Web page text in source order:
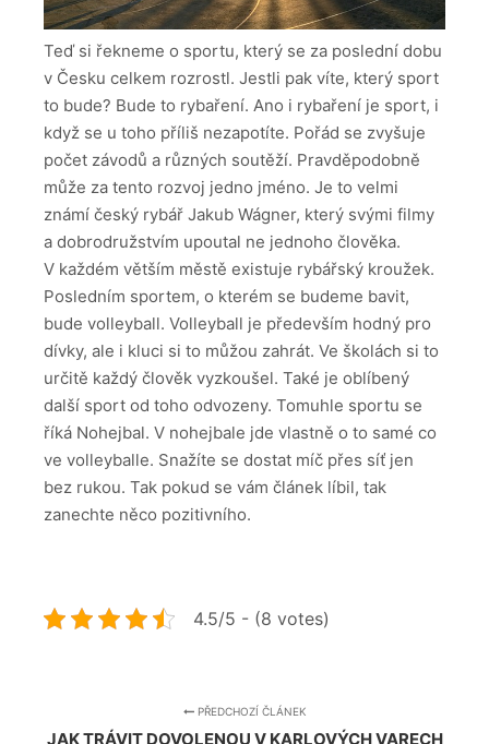
Teď si řekneme o sportu, který se za poslední dobu
v Česku celkem rozrostl. Jestli pak víte, který sport
to bude? Bude to rybaření. Ano i rybaření je sport, i
když se u toho příliš nezapotíte. Pořád se zvyšuje
počet závodů a různých soutěží. Pravděpodobně
může za tento rozvoj jedno jméno. Je to velmi
známí český rybář Jakub Wágner, který svými filmy
a dobrodružstvím upoutal ne jednoho člověka.
V každém větším městě existuje rybářský kroužek.
Posledním sportem, o kterém se budeme bavit,
bude volleyball. Volleyball je především hodný pro
dívky, ale i kluci si to můžou zahrát. Ve školách si to
určitě každý člověk vyzkoušel. Také je oblíbený
další sport od toho odvozeny. Tomuhle sportu se
říká Nohejbal. V nohejbale jde vlastně o to samé co
ve volleyballe. Snažíte se dostat míč přes síť jen
bez rukou. Tak pokud se vám článek líbil, tak
zanechte něco pozitivního.
4.5/5 - (8 votes)
PŘEDCHOZÍ ČLÁNEK
JAK TRÁVIT DOVOLENOU V KARLOVÝCH VARECH